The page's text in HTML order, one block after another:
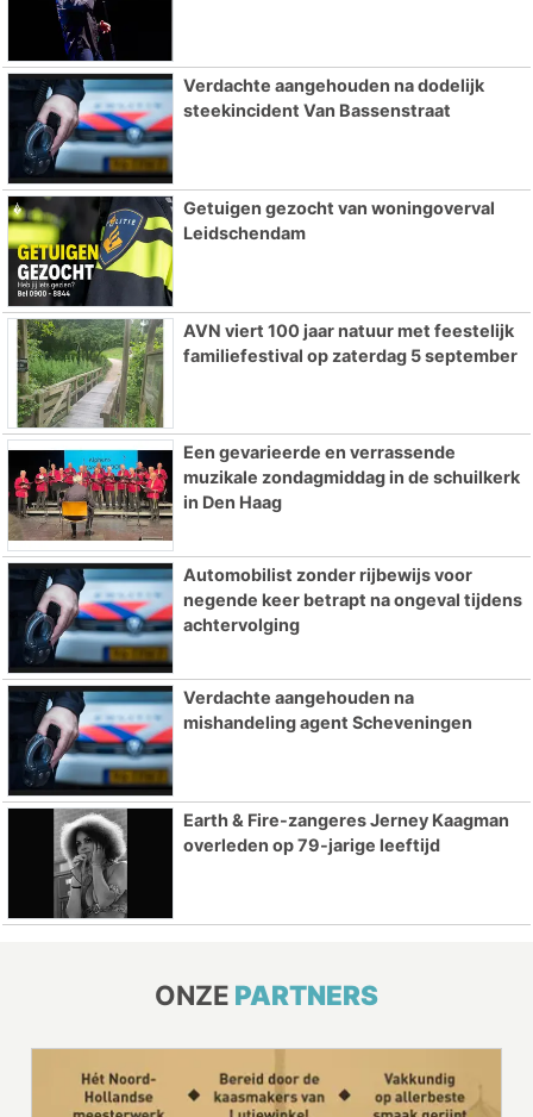
Verdachte aangehouden na dodelijk
steekincident Van Bassenstraat
Getuigen gezocht van woningoverval
Leidschendam
AVN viert 100 jaar natuur met feestelijk
familiefestival op zaterdag 5 september
Een gevarieerde en verrassende
muzikale zondagmiddag in de schuilkerk
in Den Haag
Automobilist zonder rijbewijs voor
negende keer betrapt na ongeval tijdens
achtervolging
Verdachte aangehouden na
mishandeling agent Scheveningen
Earth & Fire-zangeres Jerney Kaagman
overleden op 79-jarige leeftijd
ONZE PARTNERS